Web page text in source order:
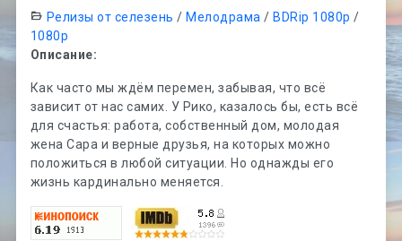
Релизы от селезень / Мелодрама / BDRip 1080p /
1080p
Описание:
Как часто мы ждём перемен, забывая, что всё
зависит от нас самих. У Рико, казалось бы, есть всё
для счастья: работа, собственный дом, молодая
жена Сара и верные друзья, на которых можно
положиться в любой ситуации. Но однажды его
жизнь кардинально меняется.